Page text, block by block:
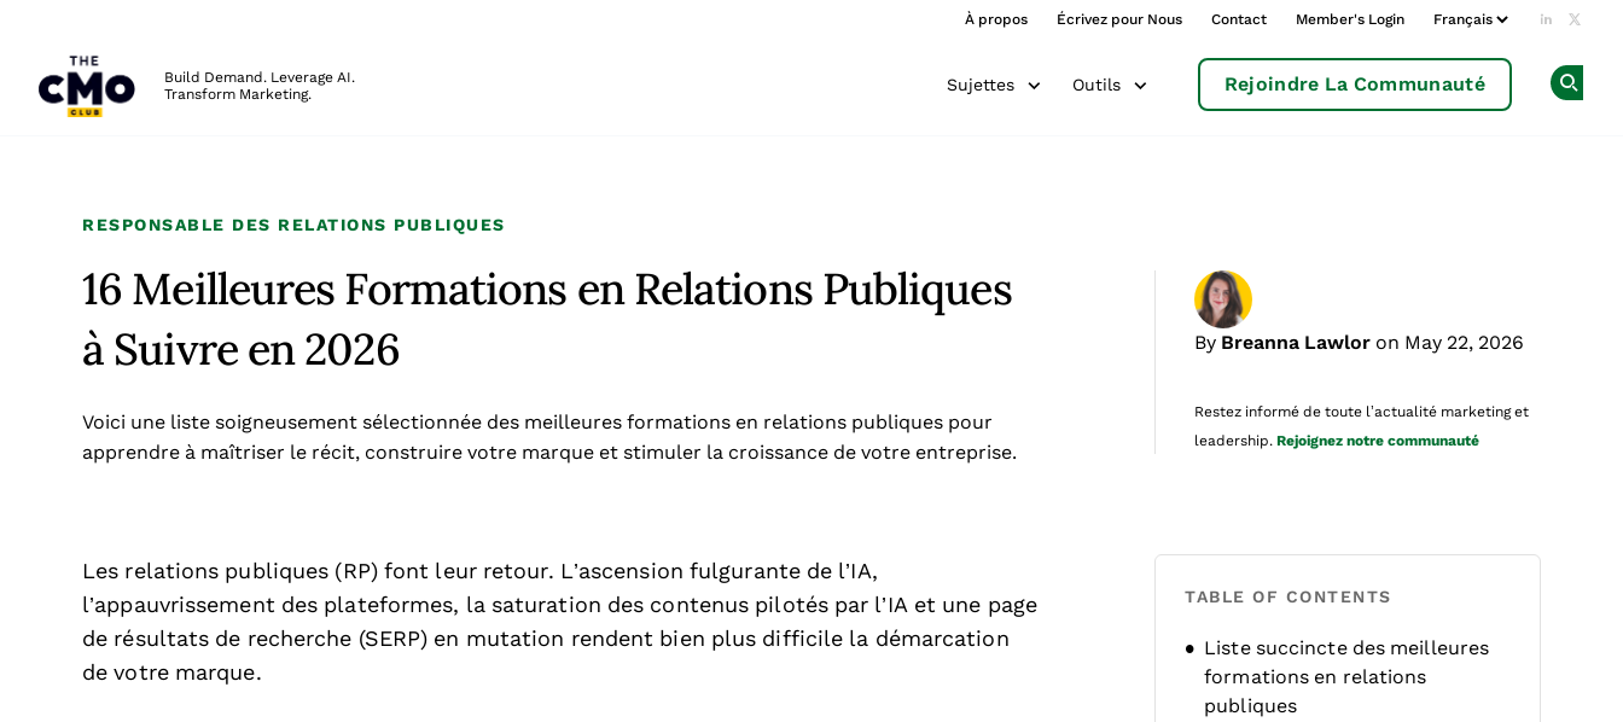
À propos Écrivez pour Nous Contact Member's Login Add us
Build Demand. Leverage AI.
Transform Marketing.
Sujettes Outils Rejoindre La Communauté
RESPONSABLE DES RELATIONS PUBLIQUES
16 Meilleures Formations en Relations Publiques
à Suivre en 2026
By Breanna Lawlor on May 22, 2026
Restez informé de toute l’actualité marketing et
leadership. Rejoignez notre communauté
Voici une liste soigneusement sélectionnée des meilleures formations en relations publiques pour
apprendre à maîtriser le récit, construire votre marque et stimuler la croissance de votre entreprise.
Les relations publiques (RP) font leur retour. L’ascension fulgurante de l’IA,
l’appauvrissement des plateformes, la saturation des contenus pilotés par l’IA et une page
de résultats de recherche (SERP) en mutation rendent bien plus difficile la démarcation
de votre marque.
TABLE OF CONTENTS
Liste succincte des meilleures
formations en relations
publiques